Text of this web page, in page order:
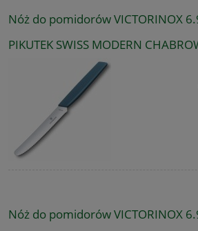
Nóż do pomidorów VICTORINOX
PIKUTEK SWISS MODERN
Nóż do pomidorów VICTORINOX